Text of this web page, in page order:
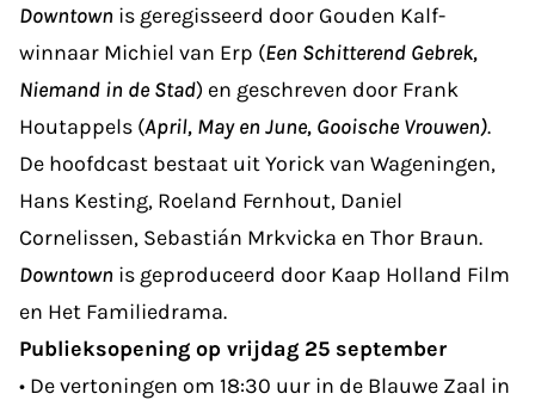
Downtown is geregisseerd door Gouden Kalf-
winnaar Michiel van Erp (Een Schitterend Gebrek,
Niemand in de Stad) en geschreven door Frank
Houtappels (April, May en June, Gooische Vrouwen).
De hoofdcast bestaat uit Yorick van Wageningen,
Hans Kesting, Roeland Fernhout, Daniel
Cornelissen, Sebastián Mrkvicka en Thor Braun.
Downtown is geproduceerd door Kaap Holland Film
en Het Familiedrama.
Publieksopening op vrijdag 25 september
• De vertoningen om 18:30 uur in de Blauwe Zaal in